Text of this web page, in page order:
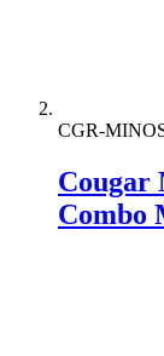
CGR-
Cougar
Combo